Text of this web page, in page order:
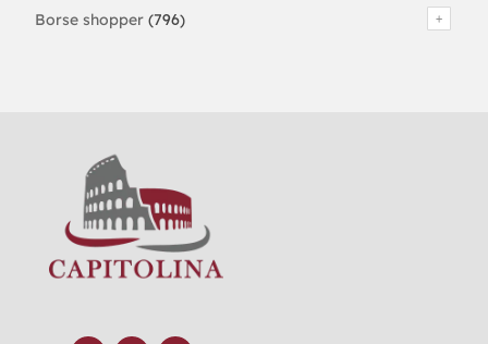
Borse shopper (796)